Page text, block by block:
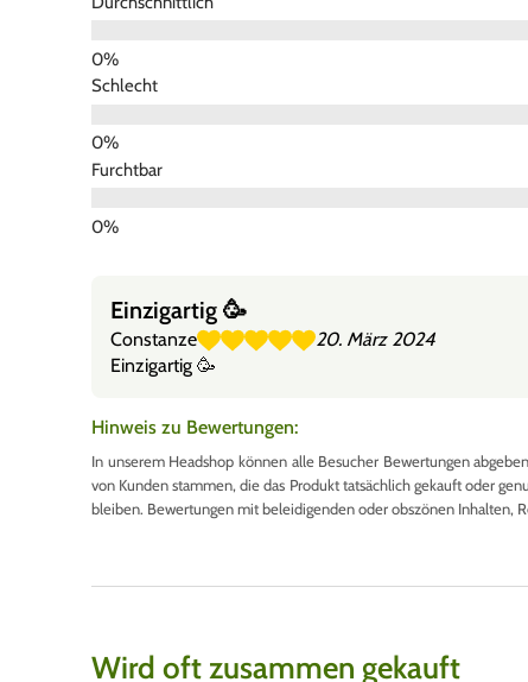
Schlecht
Furchtbar
Einzigartig 🥳
Constanze
20. März 2024
Einzigartig 🥳
Hinweis zu Bewertungen:
In unserem Headshop können alle Besucher Bewertungen
von Kunden stammen, die das Produkt tatsächlich gekauft oder
bleiben. Bewertungen mit beleidigenden oder obszönen Inhalten,
Wird oft zusammen gekauft